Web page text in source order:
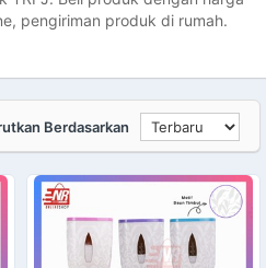
pengiriman produk di rumah.
Berdasarkan